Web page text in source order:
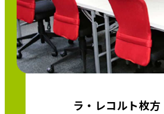
ラ・レコルト枚方